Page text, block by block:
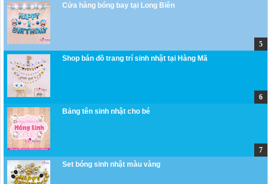
Cửa hàng bóng bay tại Long Biên
Shop bán đồ trang trí sinh nhật tại Hàng Mã
Bảng tên sinh nhật cho bé
Set bóng sinh nhật màu vàng